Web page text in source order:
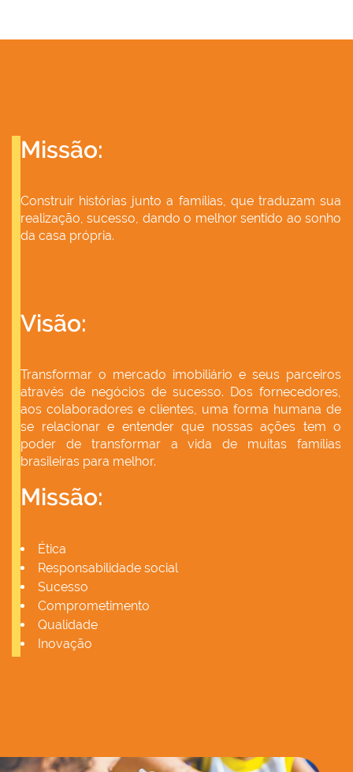
Missão:
Construir histórias junto a famílias, que traduzam sua
realização, sucesso, dando o melhor sentido ao sonho
da casa própria.
Visão:
Transformar o mercado imobiliário e seus parceiros
através de negócios de sucesso. Dos fornecedores,
aos colaboradores e clientes, uma forma humana de
se relacionar e entender que nossas ações tem o
poder de transformar a vida de muitas famílias
brasileiras para melhor.
Missão:
Ética
Responsabilidade social
Sucesso
Comprometimento
Qualidade
Inovação